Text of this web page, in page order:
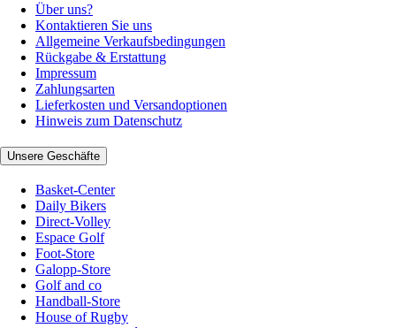
Über uns?
Kontaktieren Sie uns
Allgemeine Verkaufsbedingungen
Rückgabe & Erstattung
Impressum
Zahlungsarten
Lieferkosten und Versandoptionen
Hinweis zum Datenschutz
Unsere Geschäfte
Basket-Center
Daily Bikers
Direct-Volley
Espace Golf
Foot-Store
Galopp-Store
Golf and co
Handball-Store
House of Rugby